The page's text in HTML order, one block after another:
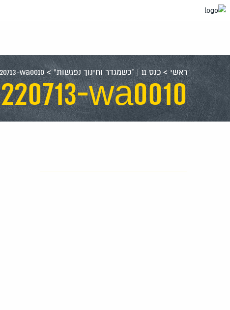
עבור
ראשי>כנס 11 | "כשמגדר וחינוך נפגשות" >
wa0010
wa0010